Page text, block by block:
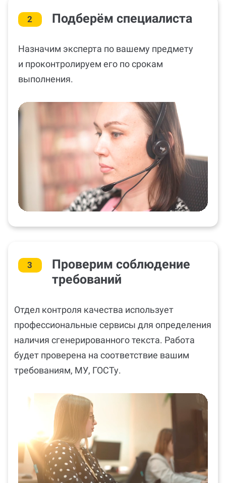
2 Подберём специалиста
Назначим эксперта по вашему предмету
и проконтролируем его по срокам
выполнения.
3
Проверим соблюдение
требований
Отдел контроля качества использует
профессиональные сервисы для определения
наличия сгенерированного текста. Работа
будет проверена на соответствие вашим
требованиям, МУ, ГОСТу.